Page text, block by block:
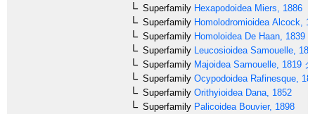
Superfamily Hexapodoidea Miers, 1886
Superfamily Homolodromioidea Alcock,
Superfamily Homoloidea De Haan, 1839
Superfamily Leucosioidea Samouelle,
Superfamily Majoidea Samouelle, 1819
Superfamily Ocypodoidea Rafinesque,
Superfamily Orithyioidea Dana, 1852
Superfamily Palicoidea Bouvier, 1898